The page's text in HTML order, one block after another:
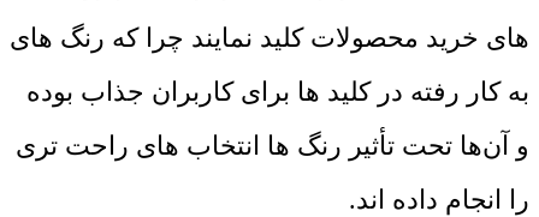
های خرید محصولات کلید نمایند چرا که رنگ های
به کار رفته در کلید ها برای کاربران جذاب بوده
و آن‌ها تحت تأثیر رنگ ها انتخاب های راحت تری
را انجام داده اند.